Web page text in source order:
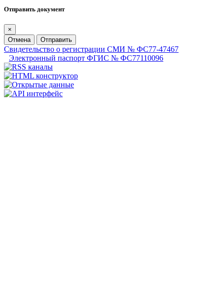
Отправить документ
×
Отмена
Отправить
Свидетельство о регистрации СМИ № ФС77-47467
Электронный паспорт ФГИС № ФС77110096